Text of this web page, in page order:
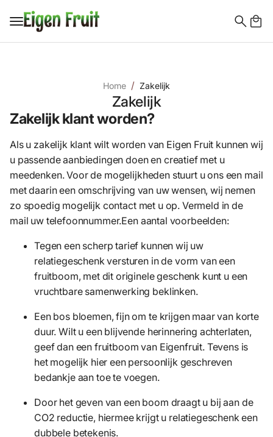
Home Zakelijk
Zakelijk
Zakelijk klant worden?
Als u zakelijk klant wilt worden van Eigen Fruit kunnen wij
u passende aanbiedingen doen en creatief met u
meedenken. Voor de mogelijkheden stuurt u ons een mail
met daarin een omschrijving van uw wensen, wij nemen
zo spoedig mogelijk contact met u op. Vermeld in de
mail uw telefoonnummer.Een aantal voorbeelden:
Tegen een scherp tarief kunnen wij uw
relatiegeschenk versturen in de vorm van een
fruitboom, met dit originele geschenk kunt u een
vruchtbare samenwerking beklinken.
Een bos bloemen, fijn om te krijgen maar van korte
duur. Wilt u een blijvende herinnering achterlaten,
geef dan een fruitboom van Eigenfruit. Tevens is
het mogelijk hier een persoonlijk geschreven
bedankje aan toe te voegen.
Door het geven van een boom draagt u bij aan de
CO2 reductie, hiermee krijgt u relatiegeschenk een
dubbele betekenis.